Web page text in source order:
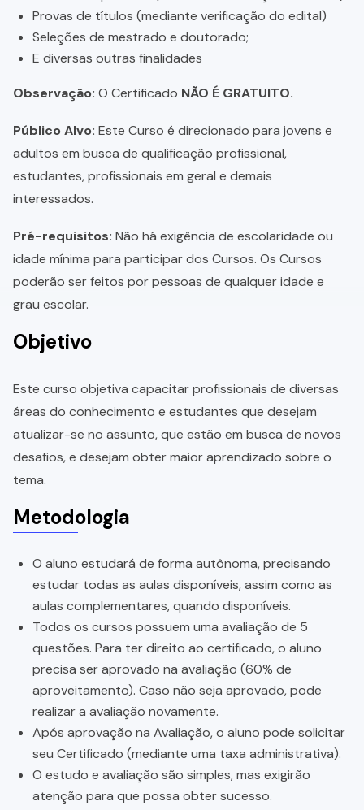
Provas de títulos (mediante verificação do edital)
Seleções de mestrado e doutorado;
E diversas outras finalidades
Observação: O Certificado NÃO É GRATUITO.
Público Alvo: Este Curso é direcionado para jovens e
adultos em busca de qualificação profissional,
estudantes, profissionais em geral e demais
interessados.
Pré-requisitos: Não há exigência de escolaridade ou
idade mínima para participar dos Cursos. Os Cursos
poderão ser feitos por pessoas de qualquer idade e
grau escolar.
Objetivo
Este curso objetiva capacitar profissionais de diversas
áreas do conhecimento e estudantes que desejam
atualizar-se no assunto, que estão em busca de novos
desafios, e desejam obter maior aprendizado sobre o
tema.
Metodologia
O aluno estudará de forma autônoma, precisando
estudar todas as aulas disponíveis, assim como as
aulas complementares, quando disponíveis.
Todos os cursos possuem uma avaliação de 5
questões. Para ter direito ao certificado, o aluno
precisa ser aprovado na avaliação (60% de
aproveitamento). Caso não seja aprovado, pode
realizar a avaliação novamente.
Após aprovação na Avaliação, o aluno pode solicitar
seu Certificado (mediante uma taxa administrativa).
O estudo e avaliação são simples, mas exigirão
atenção para que possa obter sucesso.